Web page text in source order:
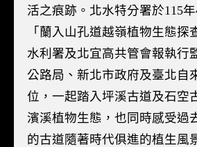
活之痕跡。北水特分署於115
「蘭入山孔道越嶺植物生態探
水利署及北宜高共管會報執行
公路局、新北市政府及臺北自
位，一起踏入坪溪古道及石空
濱溪植物生態，也同時感受過
的古道隨著時代俱進的植生風